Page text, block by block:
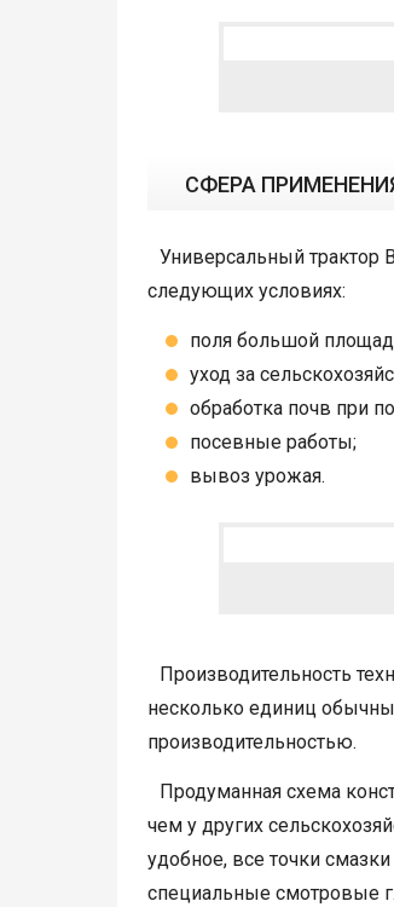
СФЕРА
Универсальный трактор
следующих условиях:
поля большой
уход за
обработка почв при
посевные работы;
вывоз урожая.
Производительность
несколько единиц
производительностью.
Продуманная схема
чем у других
удобное, все точки
специальные смотровые